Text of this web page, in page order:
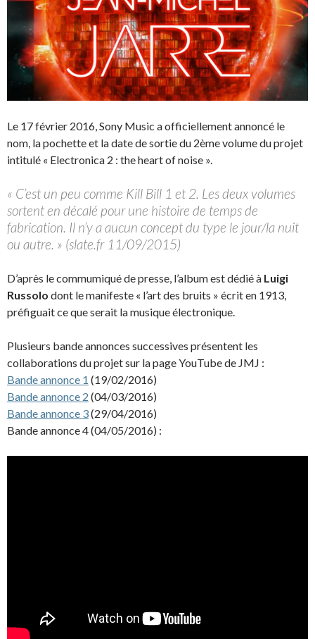
Le 17 février 2016, Sony Music a officiellement annoncé le
nom, la pochette et la date de sortie du 2ème volume du projet
intitulé « Electronica 2 : the heart of noise ».
« C’est un peu comme Kill Bill 1 et 2. Les deux volumes
sortent en décalé pour une histoire de temps de
fabrication. Il n’y a aucun concept du type le jour/la nuit
ou autre. » (slate.fr 11/09/2015)
D’après le commumiqué de presse, l’album est dédié à Luigi
Russolo dont le manifeste « l’art des bruits » écrit en 1913,
préfiguait ce que serait la musique électronique.
Plusieurs bande annonces successives présentent les
collaborations du projet sur la page YouTube de JMJ :
Bande annonce 1 (19/02/2016)
Bande annonce 2 (04/03/2016)
Bande annonce 3(29/04/2016)
Bande annonce 4 (04/05/2016) :